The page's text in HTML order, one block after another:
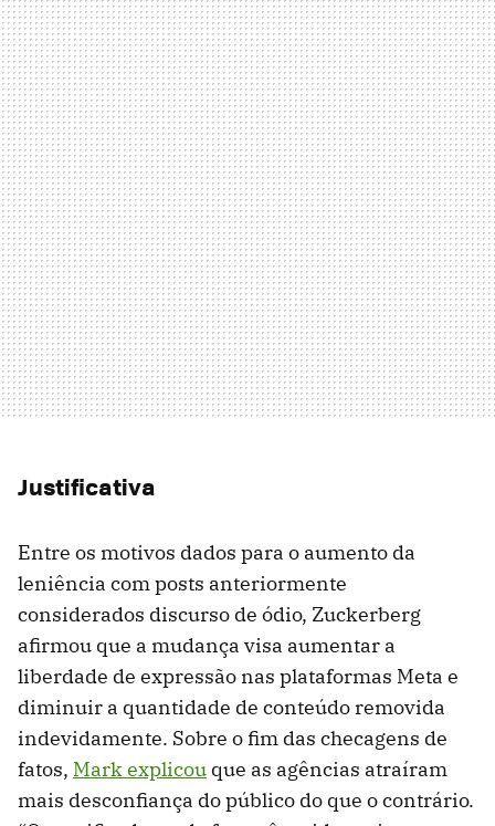
Justificativa
Entre os motivos dados para o aumento da
leniência com posts anteriormente
considerados discurso de ódio, Zuckerberg
afirmou que a mudança visa aumentar a
liberdade de expressão nas plataformas Meta e
diminuir a quantidade de conteúdo removida
indevidamente. Sobre o fim das checagens de
fatos, Mark explicou que as agências atraíram
mais desconfiança do público do que o contrário.